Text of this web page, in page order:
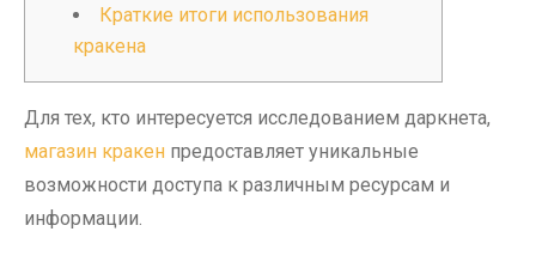
Краткие итоги использования
кракена
Для тех, кто интересуется исследованием даркнета,
магазин кракен предоставляет уникальные
возможности доступа к различным ресурсам и
информации.